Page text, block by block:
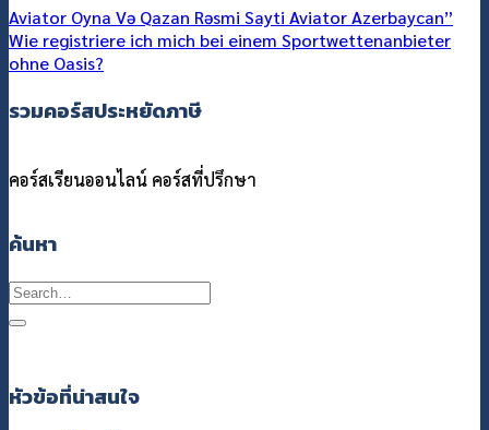
Aviator Oyna Və Qazan Rəsmi Sayti Aviator Azerbaycan”
Wie registriere ich mich bei einem Sportwettenanbieter
ohne Oasis?
รวมคอร์สประหยัดภาษี
คอร์สเรียนออนไลน์ คอร์สที่ปรึกษา
ค้นหา
Search
for:
หัวข้อที่น่าสนใจ